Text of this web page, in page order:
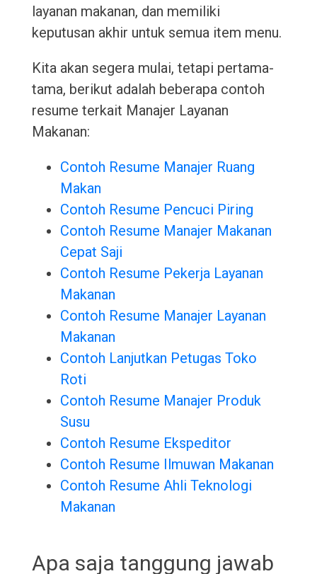
layanan makanan, dan memiliki
keputusan akhir untuk semua item menu.
Kita akan segera mulai, tetapi pertama-
tama, berikut adalah beberapa contoh
resume terkait Manajer Layanan
Makanan:
Contoh Resume Manajer Ruang
Makan
Contoh Resume Pencuci Piring
Contoh Resume Manajer Makanan
Cepat Saji
Contoh Resume Pekerja Layanan
Makanan
Contoh Resume Manajer Layanan
Makanan
Contoh Lanjutkan Petugas Toko
Roti
Contoh Resume Manajer Produk
Susu
Contoh Resume Ekspeditor
Contoh Resume Ilmuwan Makanan
Contoh Resume Ahli Teknologi
Makanan
Apa saja tanggung jawab